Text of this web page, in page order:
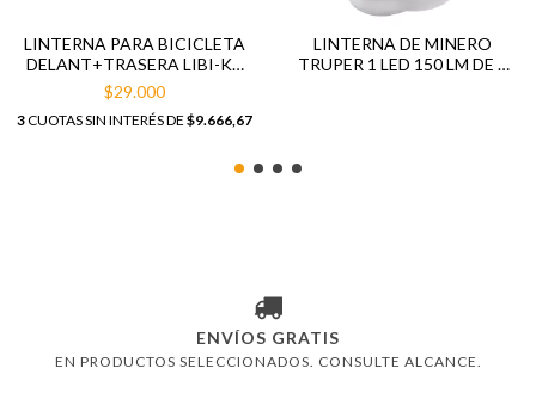
LINTERNA PARA BICICLETA
DELANT+TRASERA LIBI-K2
TRUPER 16798
$29.000
3CUOTAS SIN INTERÉS DE $9.666,67
LINTERNA DE MINERO
TRUPER 1 LED 150 LM DE 3
ENVÍOS GRATIS
EN PRODUCTOS SELECCIONADOS. CONSULTE ALCANCE.